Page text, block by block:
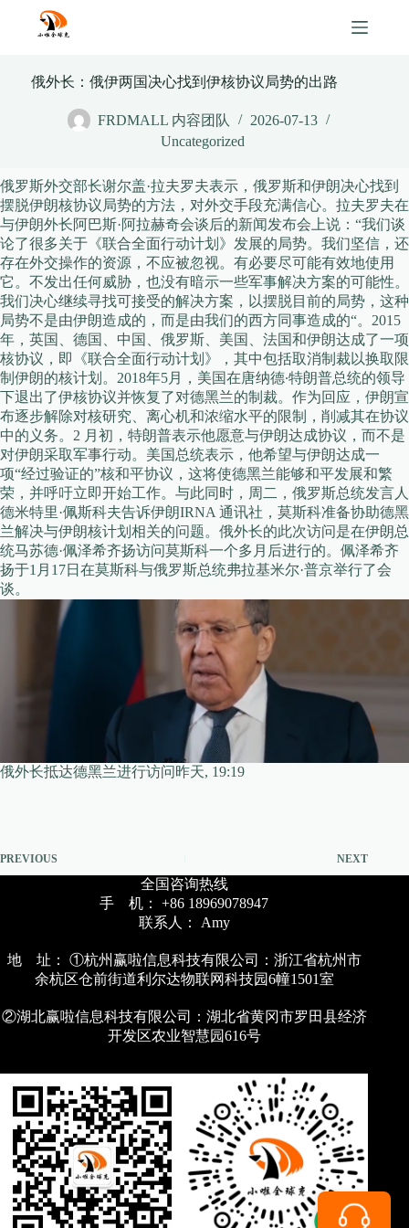
content
俄外长：俄伊两国决心找到伊核协议局势的出路
FRDMALL 内容团队
2026-07-13
Uncategorized
俄罗斯外交部长谢尔盖·拉夫罗夫表示，俄罗斯和伊朗决心找到
摆脱伊朗核协议局势的方法，对外交手段充满信心。拉夫罗夫在
与伊朗外长阿巴斯·阿拉赫奇会谈后的新闻发布会上说：“我们谈
论了很多关于《联合全面行动计划》发展的局势。我们坚信，还
存在外交操作的资源，不应被忽视。有必要尽可能有效地使用
它。不发出任何威胁，也没有暗示一些军事解决方案的可能性。
我们决心继续寻找可接受的解决方案，以摆脱目前的局势，这种
局势不是由伊朗造成的，而是由我们的西方同事造成的“。2015
年，英国、德国、中国、俄罗斯、美国、法国和伊朗达成了一项
核协议，即《联合全面行动计划》，其中包括取消制裁以换取限
制伊朗的核计划。2018年5月，美国在唐纳德∙特朗普总统的领导
下退出了伊核协议并恢复了对德黑兰的制裁。作为回应，伊朗宣
布逐步解除对核研究、离心机和浓缩水平的限制，削减其在协议
中的义务。2 月初，特朗普表示他愿意与伊朗达成协议，而不是
对伊朗采取军事行动。美国总统表示，他希望与伊朗达成一
项“经过验证的”核和平协议，这将使德黑兰能够和平发展和繁
荣，并呼吁立即开始工作。与此同时，周二，俄罗斯总统发言人
德米特里·佩斯科夫告诉伊朗IRNA 通讯社，莫斯科准备协助德黑
兰解决与伊朗核计划相关的问题。俄外长的此次访问是在伊朗总
统马苏德·佩泽希齐扬访问莫斯科一个多月后进行的。佩泽希齐
扬于1月17日在莫斯科与俄罗斯总统弗拉基米尔·普京举行了会
谈。
俄外长抵达德黑兰进行访问昨天, 19:19
PREVIOUS NEXT
全国咨询热线
手 机： +86 18969078947
联系人： Amy
地 址： ①杭州赢啦信息科技有限公司：浙江省杭州市
余杭区仓前街道利尔达物联网科技园6幢1501室
②湖北赢啦信息科技有限公司：湖北省黄冈市罗田县经济
开发区农业智慧园616号